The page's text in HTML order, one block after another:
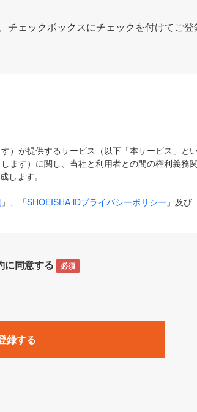
ェックボックスにチェックを付けてご登
）が提供するサービス（以下「本サービス」と
ます）に関し、当社と利用者との間の権利義務
します。
」、「SHOEISHA iDプライバシーポリシー 」及び
（名称や内容が変更された場合、変更後のサービ
イベントやキャンペーンをいいます。
EnterpriseZine」「ECzine」「Biz/Zine」「
に同意する 必須
録する